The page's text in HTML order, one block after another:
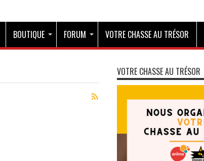
BOUTIQUE FORUM VOTRE CHASSE AU TRÉSOR
VOTRE CHASSE AU TRÉSOR